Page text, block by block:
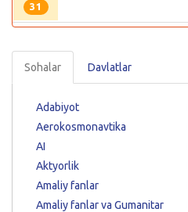
31
Sohalar Davlatlar
Adabiyot
Aerokosmonavtika
AI
Aktyorlik
Amaliy fanlar
Amaliy fanlar va Gumanitar